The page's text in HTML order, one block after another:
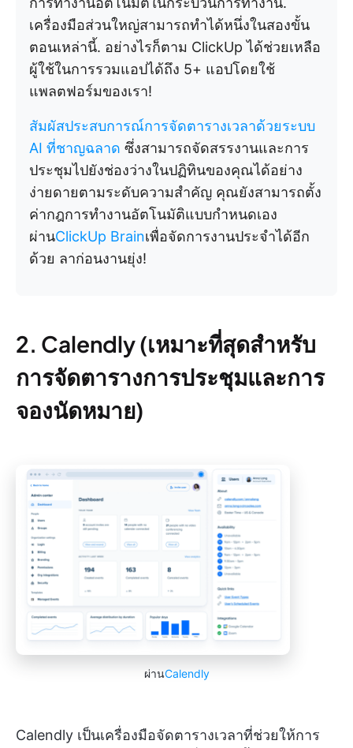
เครื่องมือส่วนใหญ่สามารถทำได้หนึ่งในสองขั้น
ตอนเหล่านี้. อย่างไรก็ตาม ClickUp ได้ช่วยเหลือ
ผู้ใช้ในการรวมแอปได้ถึง 5+ แอปโดยใช้
แพลตฟอร์มของเรา!
สัมผัสประสบการณ์การจัดตารางเวลาด้วยระบบ
AI ที่ชาญฉลาด ซึ่งสามารถจัดสรรงานและการ
ประชุมไปยังช่องว่างในปฏิทินของคุณได้อย่าง
ง่ายดายตามระดับความสำคัญ คุณยังสามารถตั้ง
ค่ากฎการทำงานอัตโนมัติแบบกำหนดเอง
ผ่านClickUp Brainเพื่อจัดการงานประจำได้อีก
ด้วย ลาก่อนงานยุ่ง!
2. Calendly (เหมาะที่สุดสำหรับ
การจัดตารางการประชุมและการ
จองนัดหมาย)
ผ่านCalendly
Calendly เป็นเครื่องมือจัดตารางเวลาที่ช่วยให้การ